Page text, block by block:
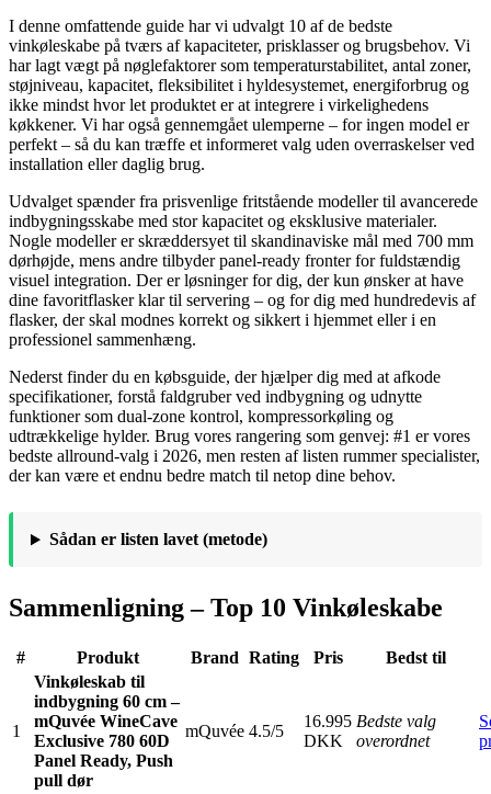
I denne omfattende guide har vi udvalgt 10 af de bedste
vinkøleskabe på tværs af kapaciteter, prisklasser og brugsbehov. Vi
har lagt vægt på nøglefaktorer som temperaturstabilitet, antal zoner,
støjniveau, kapacitet, fleksibilitet i hyldesystemet, energiforbrug og
ikke mindst hvor let produktet er at integrere i virkelighedens
køkkener. Vi har også gennemgået ulemperne – for ingen model er
perfekt – så du kan træffe et informeret valg uden overraskelser ved
installation eller daglig brug.
Udvalget spænder fra prisvenlige fritstående modeller til avancerede
indbygningsskabe med stor kapacitet og eksklusive materialer.
Nogle modeller er skræddersyet til skandinaviske mål med 700 mm
dørhøjde, mens andre tilbyder panel-ready fronter for fuldstændig
visuel integration. Der er løsninger for dig, der kun ønsker at have
dine favoritflasker klar til servering – og for dig med hundredevis af
flasker, der skal modnes korrekt og sikkert i hjemmet eller i en
professionel sammenhæng.
Nederst finder du en købsguide, der hjælper dig med at afkode
specifikationer, forstå faldgruber ved indbygning og udnytte
funktioner som dual-zone kontrol, kompressorkøling og
udtrækkelige hylder. Brug vores rangering som genvej: #1 er vores
bedste allround-valg i 2026, men resten af listen rummer specialister,
der kan være et endnu bedre match til netop dine behov.
Sådan er listen lavet (metode)
Sammenligning – Top 10 Vinkøleskabe
# Produkt Brand Rating Pris Bedst til
1
Vinkøleskab til
indbygning 60 cm –
mQuvée WineCave
Exclusive 780 60D
Panel Ready, Push
pull dør
mQuvée 4.5/5
16.995
DKK
Bedste valg
overordnet